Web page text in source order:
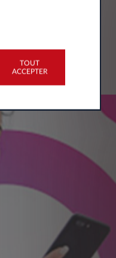
TOUT
ACCEPTER